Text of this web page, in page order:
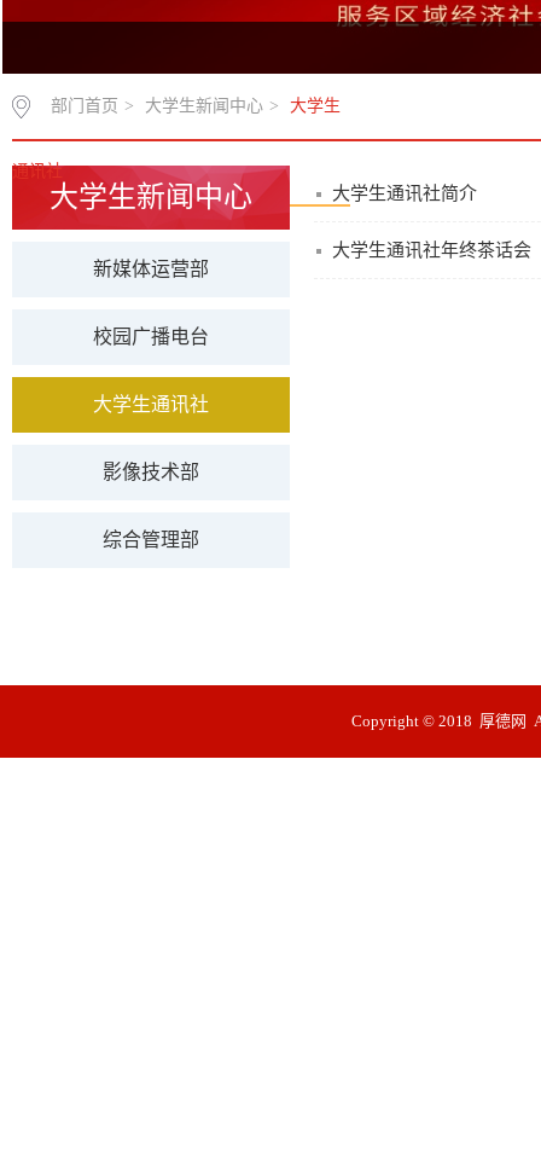
部门首页 > 大学生新闻中心 > 大学生
通讯社
大学生新闻中心
新媒体运营部
校园广播电台
大学生通讯社
影像技术部
综合管理部
大学生通讯社简介
大学生通讯社年终茶话会
Copyright © 2018 厚德网